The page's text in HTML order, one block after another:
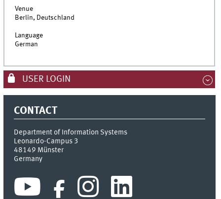
Venue
Berlin, Deutschland
Language
German
USER LOGIN
CONTACT
Department of Information Systems
Leonardo-Campus 3
48149 Münster
Germany